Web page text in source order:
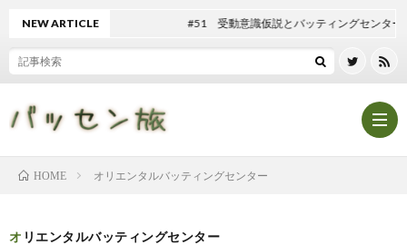
NEW ARTICLE #51 受動意識仮説とバッティングセンター
HOME オリエンタルバッティングセンター
オリエンタルバッティングセンター